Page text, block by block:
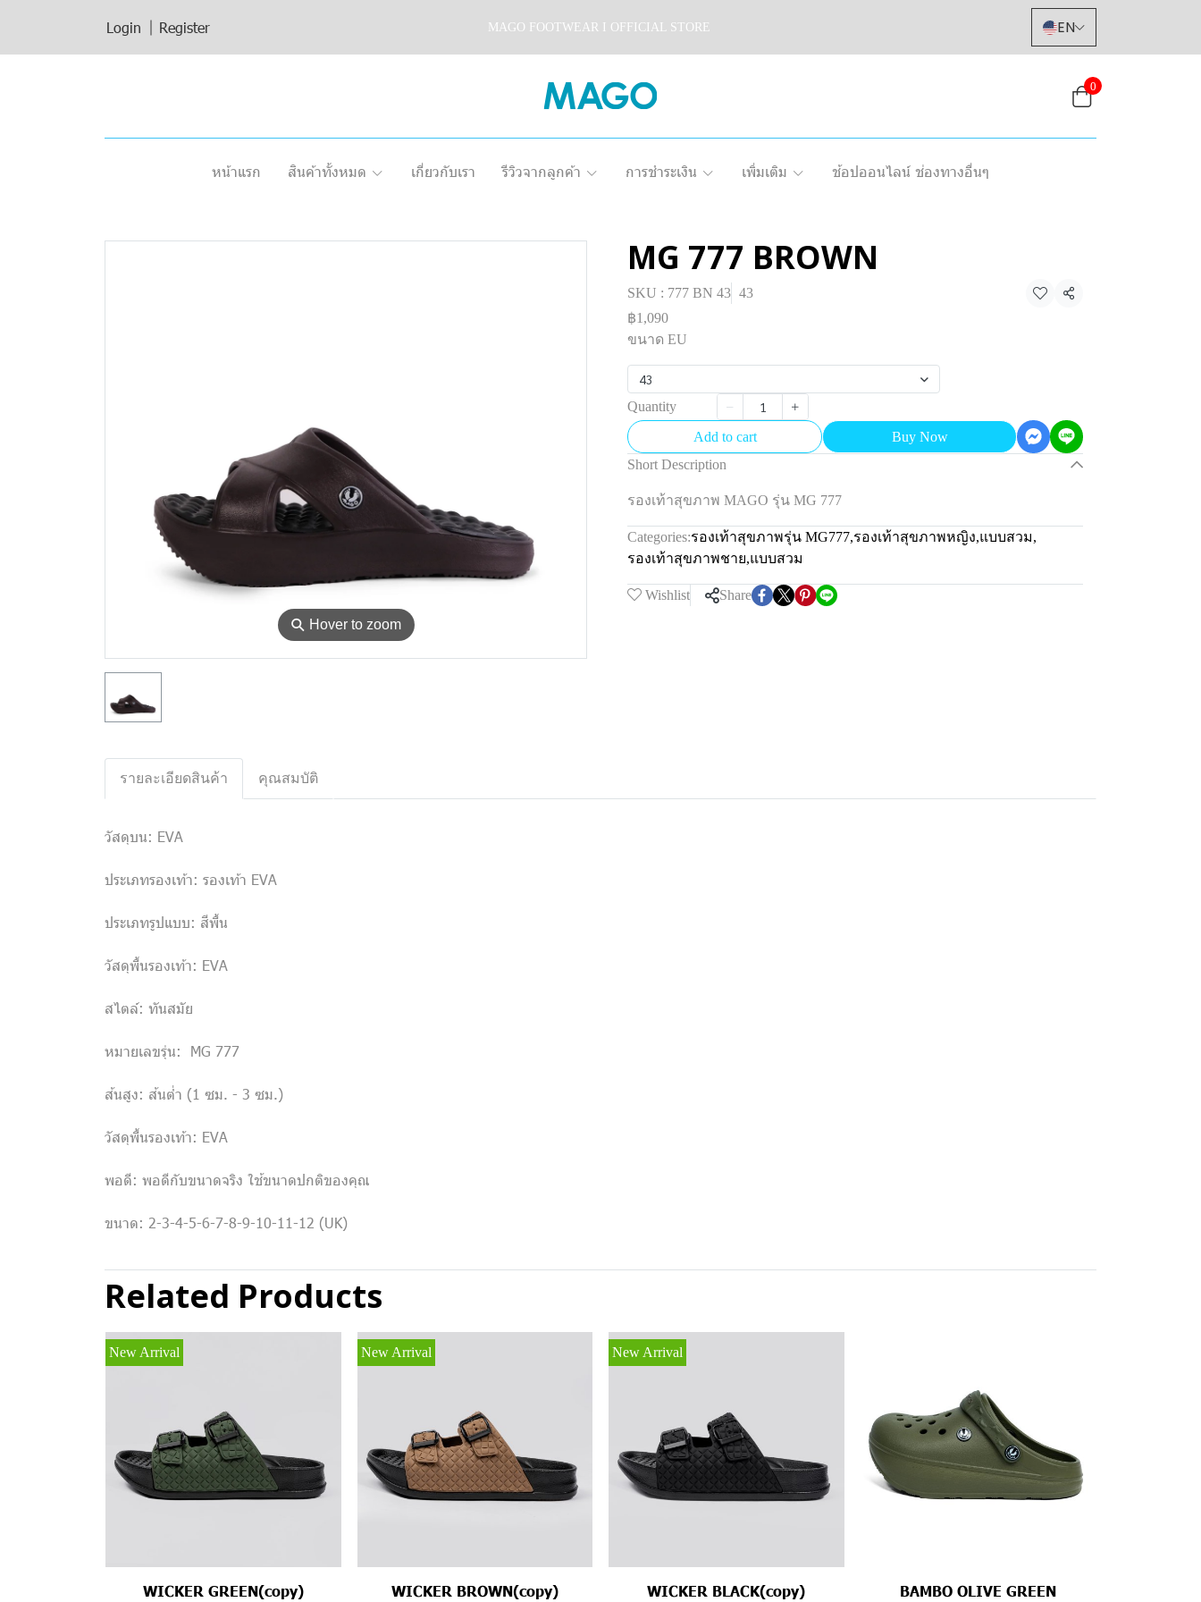
Login Register MAGO FOOTWEAR I OFFICIAL STORE EN
0
หน้าแรก สินค้าทั้งหมด เกี่ยวกับเรา รีวิวจากลูกค้า การชำระเงิน เพิ่มเติม ช้อปออนไลน์ ช่องทางอื่นๆ
⚲ Hover to zoom
MG 777 BROWN
SKU : 777 BN 43 43
Share
฿1,090
ขนาด EU
43
Quantity
Add to cart
Buy Now
Short Description
รองเท้าสุขภาพ MAGO รุ่น MG 777
Categories:รองเท้าสุขภาพรุ่น MG777,รองเท้าสุขภาพหญิง,แบบสวม,
รองเท้าสุขภาพชาย,แบบสวม
Wishlist Share
รายละเอียดสินค้า คุณสมบัติ
วัสดุบน: EVA
ประเภทรองเท้า: รองเท้า EVA
ประเภทรูปแบบ: สีพื้น
วัสดุพื้นรองเท้า: EVA
สไตล์: ทันสมัย
หมายเลขรุ่น: MG 777
ส้นสูง: ส้นต่ำ (1 ซม. - 3 ซม.)
วัสดุพื้นรองเท้า: EVA
พอดี: พอดีกับขนาดจริง ใช้ขนาดปกติของคุณ
ขนาด: 2-3-4-5-6-7-8-9-10-11-12 (UK)
Related Products
New Arrival
WICKER GREEN(copy)
New Arrival
WICKER BROWN(copy)
New Arrival
WICKER BLACK(copy) BAMBO OLIVE GREEN